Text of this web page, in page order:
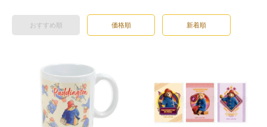
おすすめ順 価格順 新着順